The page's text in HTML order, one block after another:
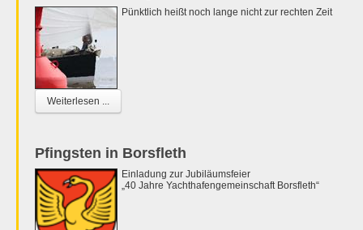
Pünktlich heißt noch lange nicht zur rechten Zeit
Weiterlesen ...
Pfingsten in Borsfleth
Einladung zur Jubiläumsfeier
„40 Jahre Yachthafengemeinschaft Borsfleth“